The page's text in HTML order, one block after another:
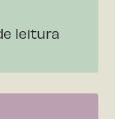
leitura